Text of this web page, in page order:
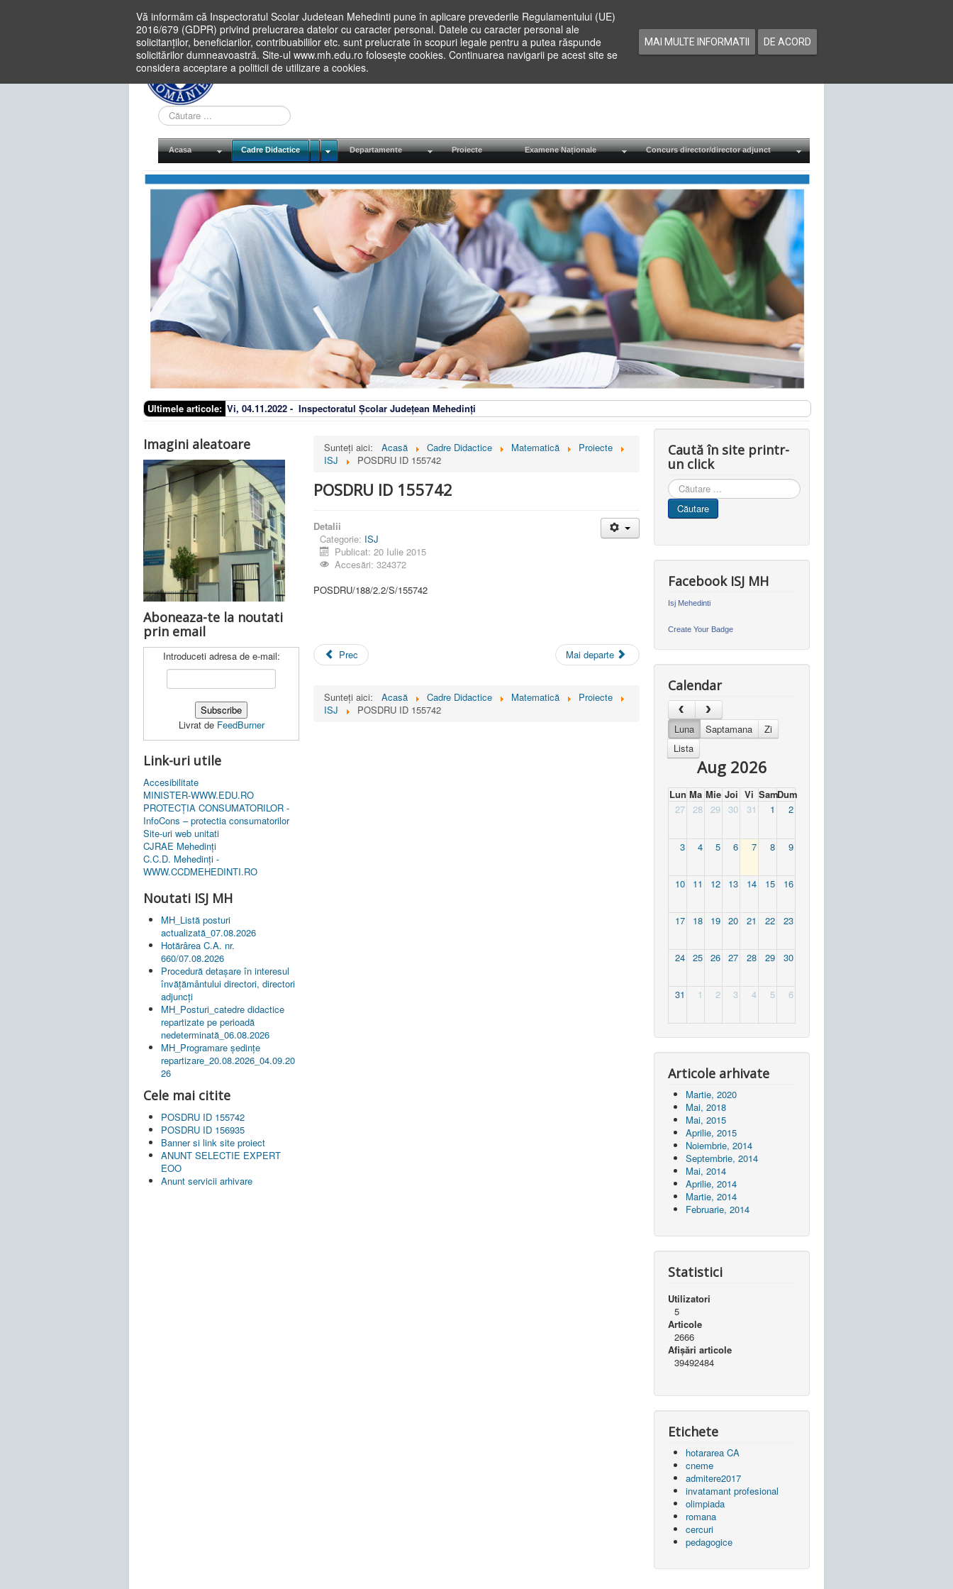
Vă informăm că Inspectoratul Scolar Judetean Mehedinti pune în aplicare prevederile Regulamentului (UE)
2016/679 (GDPR) privind prelucrarea datelor cu caracter personal. Datele cu caracter personal ale
solicitanților, beneficiarilor, contribuabililor etc. sunt prelucrate în scopuri legale pentru a putea răspunde
solicitărilor dumneavoastră. Site-ul www.mh.edu.ro folosește cookies. Continuarea navigarii pe acest site se
considera acceptare a politicii de utilizare a cookies.
MAI MULTE INFORMATII DE ACORD
Cauta
in
site
Acasa Cadre Didactice Departamente Proiecte Examene Naționale Concurs director/director adjunct
Ultimele articole: Vi, 04.11.2022 - Inspectoratul Școlar Județean Mehedinți
Imagini aleatoare
Aboneaza-te la noutati
prin email
Introduceti adresa de e-mail:
Livrat de FeedBurner
Link-uri utile
Accesibilitate
MINISTER-WWW.EDU.RO
PROTECȚIA CONSUMATORILOR -
InfoCons – protectia consumatorilor
Site-uri web unitati
CJRAE Mehedinți
C.C.D. Mehedinţi -
WWW.CCDMEHEDINTI.RO
Noutati ISJ MH
MH_Listă posturi
actualizată_07.08.2026
Hotărârea C.A. nr.
660/07.08.2026
Procedură detașare în interesul
învățământului directori, directori
adjuncți
MH_Posturi_catedre didactice
repartizate pe perioadă
nedeterminată_06.08.2026
MH_Programare ședințe
repartizare_20.08.2026_04.09.20
26
Cele mai citite
POSDRU ID 155742
POSDRU ID 156935
Banner si link site proiect
ANUNT SELECTIE EXPERT
EOO
Anunt servicii arhivare
Sunteți aici: Acasă Cadre Didactice Matematică
Proiecte
ISJ
POSDRU ID 155742
POSDRU ID 155742
Detalii
Categorie: ISJ
Publicat: 20 Iulie 2015
Accesări: 324372
POSDRU/188/2.2/S/155742
Prec Mai departe
Sunteți aici: Acasă Cadre Didactice Matematică
Proiecte
ISJ
POSDRU ID 155742
Caută în site printr-
un click
Cauta
in
site
Căutare
Facebook ISJ MH
Isj Mehedinti
Create Your Badge
Calendar
Luna Saptamana
Zi
Lista
Aug 2026
Lun Ma Mie Joi Vi SamDum
27
28 29 30 31 1 2
3 4 5 6 7 8 9
10 11 12 13 14 15 16
17 18 19 20 21 22 23
24 25 26 27 28 29 30
31 1 2 3 4 5 6
Articole arhivate
Martie, 2020
Mai, 2018
Mai, 2015
Aprilie, 2015
Noiembrie, 2014
Septembrie, 2014
Mai, 2014
Aprilie, 2014
Martie, 2014
Februarie, 2014
Statistici
Utilizatori
5
Articole
2666
Afișări articole
39492484
Etichete
hotararea CA
cneme
admitere2017
invatamant profesional
olimpiada
romana
cercuri
pedagogice